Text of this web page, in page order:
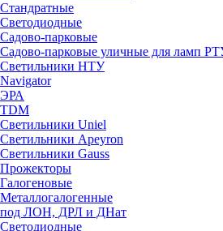
Стандратные
Светодиодные
Садово-парковые
Садово-парковые уличные для ламп
Светильники НТУ
Navigator
ЭРА
TDM
Светильники Uniel
Светильники Apeyron
Светильники Gauss
Прожекторы
Галогеновые
Металлогалогенные
под ЛОН, ДРЛ и ДНат
Светодиодные